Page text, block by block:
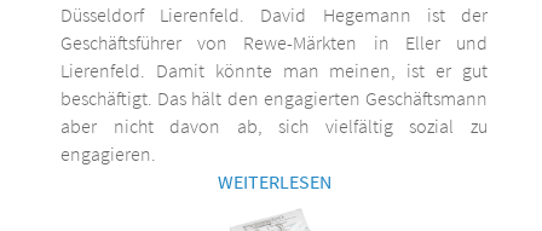
Düsseldorf Lierenfeld. David Hegemann ist der
Geschäftsführer von Rewe-Märkten in Eller und
Lierenfeld. Damit könnte man meinen, ist er gut
beschäftigt. Das hält den engagierten Geschäftsmann
aber nicht davon ab, sich vielfältig sozial zu
engagieren.
WEITERLESEN